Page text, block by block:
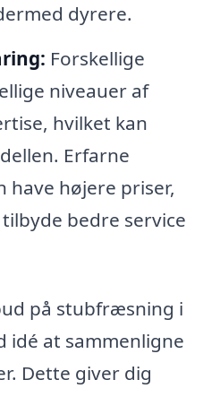
dyrere.
Forskellige
niveauer af
hvilket kan
Erfarne
have højere priser,
bedre service
på stubfræsning i
idé at sammenligne
Dette giver dig